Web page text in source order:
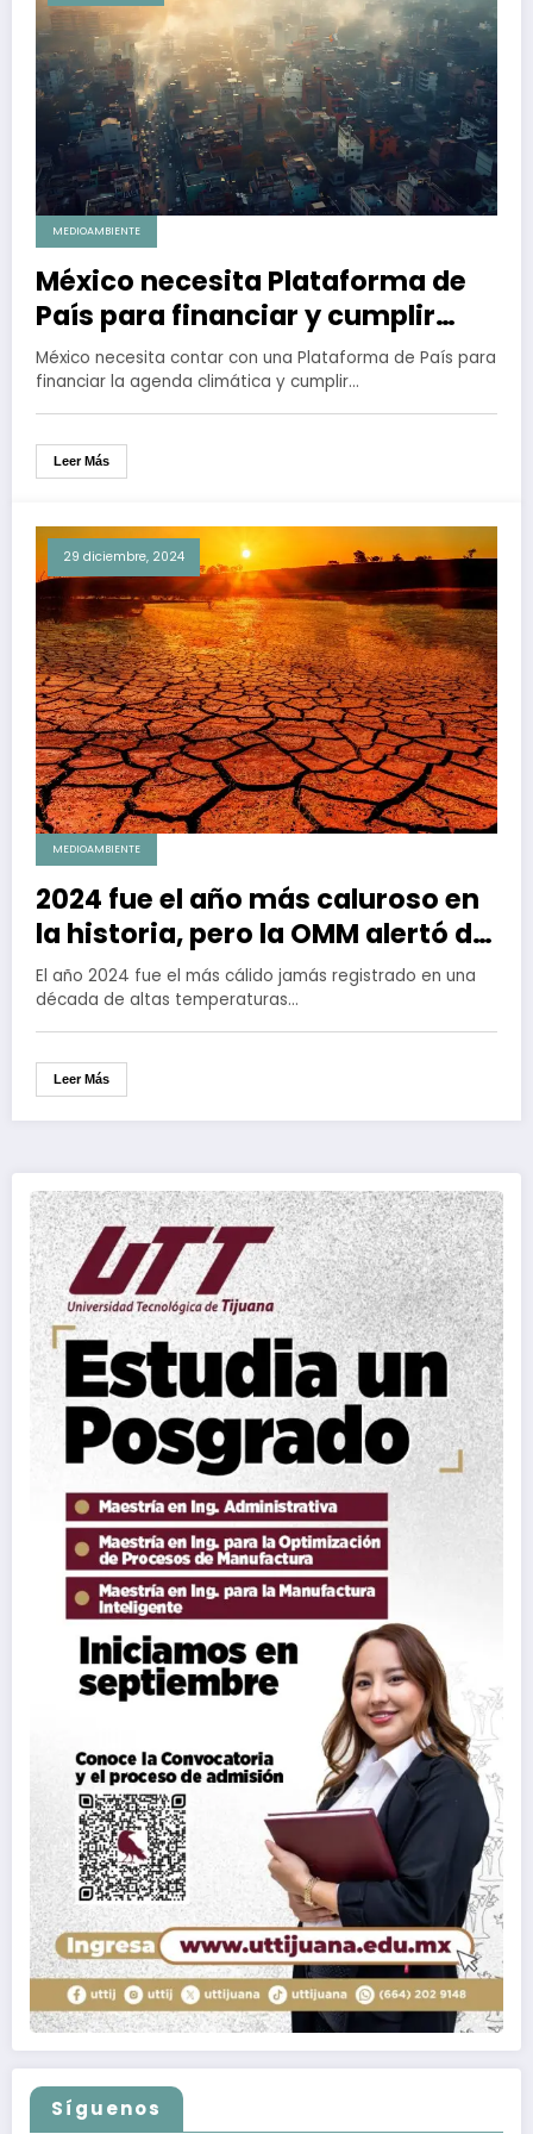
MEDIOAMBIENTE
México necesita Plataforma de
País para financiar y cumplir
metas climáticas
México necesita contar con una Plataforma de País para
financiar la agenda climática y cumplir…
Leer Más
29 diciembre, 2024
MEDIOAMBIENTE
2024 fue el año más caluroso en
la historia, pero la OMM alertó de
más calor en el futuro
El año 2024 fue el más cálido jamás registrado en una
década de altas temperaturas…
Leer Más
Síguenos